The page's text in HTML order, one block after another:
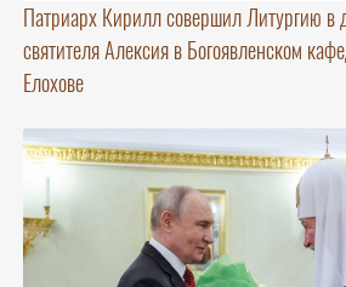
Патриарх Кирилл совершил Литургию в
святителя Алексия в Богоявленском
Елохове